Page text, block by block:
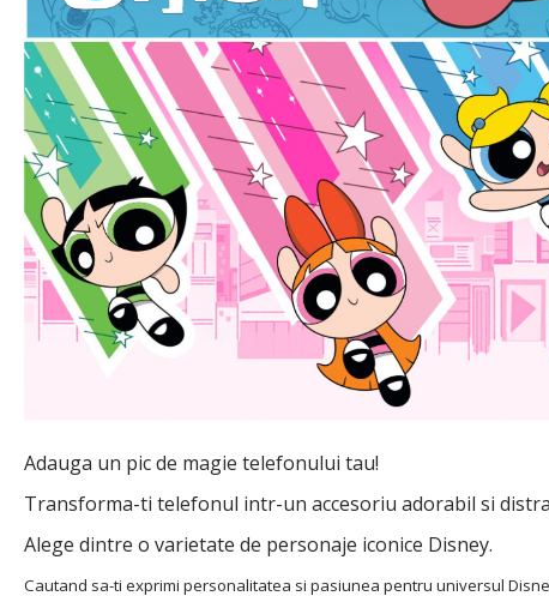
Adauga un pic de magie telefonului tau!
Transforma-ti telefonul intr-un accesoriu adorabil si
Alege dintre o varietate de personaje iconice Disney.
Cautand sa-ti exprimi personalitatea si pasiunea pentru universul